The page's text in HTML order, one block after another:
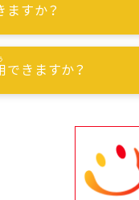
ますか？
できますか？